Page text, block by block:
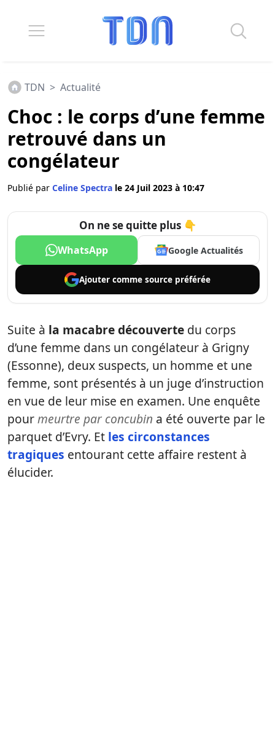
TDN > Actualité
Choc : le corps d’une femme
retrouvé dans un
congélateur
Publié par Celine Spectra le 24 Juil 2023 à 10:47
On ne se quitte plus 👇
WhatsApp Google Actualités
Ajouter comme source préférée
Suite à la macabre découverte du corps
d’une femme dans un congélateur à Grigny
(Essonne), deux suspects, un homme et une
femme, sont présentés à un juge d’instruction
en vue de leur mise en examen. Une enquête
pourmeurtre par concubin a été ouverte par le
parquet d’Evry. Et les circonstances
tragiques entourant cette affaire restent à
élucider.